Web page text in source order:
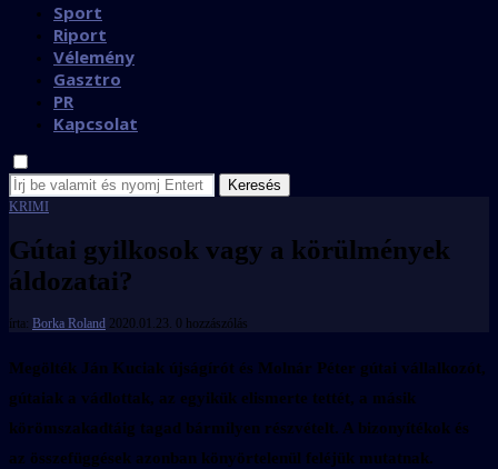
Sport
Riport
Vélemény
Gasztro
PR
Kapcsolat
Keresés
KRIMI
Gútai gyilkosok vagy a körülmények
áldozatai?
írta: Borka Roland 2020.01.23. 0 hozzászólás
Megölték Ján Kuciak újságírót és Molnár Péter gútai vállalkozót,
gútaiak a vádlottak, az egyikük elismerte tettét, a másik
körömszakadtáig tagad bármilyen részvételt. A bizonyítékok és
az összefüggések azonban könyörtelenül feléjük mutatnak.